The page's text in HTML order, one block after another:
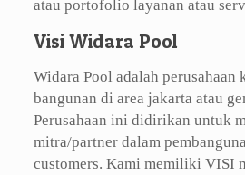
atau portofolio layanan atau
Visi Widara Pool
Widara Pool adalah perusahaan
bangunan di area jakarta atau
Perusahaan ini didirikan untuk
mitra/partner dalam
customers. Kami memiliki VISI